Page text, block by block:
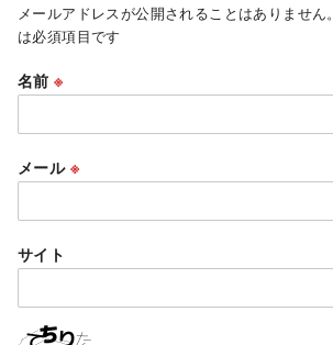
メールアドレスが公開されることはありません。
は必須項目です
名前※
メール ※
サイト